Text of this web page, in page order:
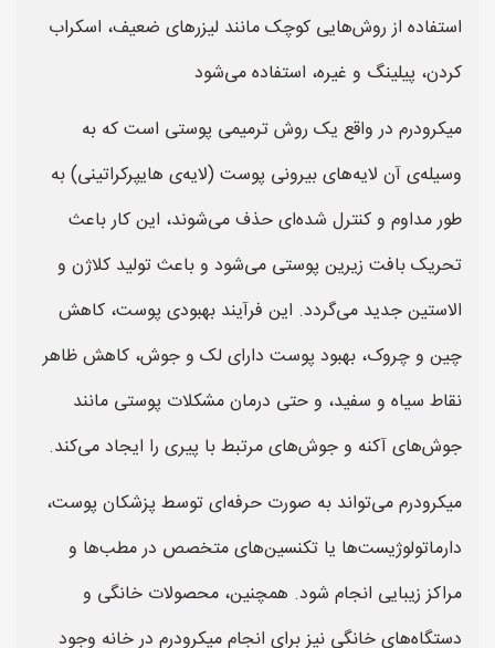
استفاده از روش‌هایی کوچک مانند لیزرهای ضعیف، اسکراب
کردن، پیلینگ و غیره، استفاده می‌شود
میکرودرم در واقع یک روش ترمیمی پوستی است که به
وسیله‌ی آن لایه‌های بیرونی پوست (لایه‌ی هایپرکراتینی) به
طور مداوم و کنترل شده‌ای حذف می‌شوند، این کار باعث
تحریک بافت زیرین پوستی می‌شود و باعث تولید کلاژن و
الاستین جدید می‌گردد. این فرآیند بهبودی پوست، کاهش
چین و چروک، بهبود پوست دارای لک و جوش، کاهش ظاهر
نقاط سیاه و سفید، و حتی درمان مشکلات پوستی مانند
جوش‌های آکنه و جوش‌های مرتبط با پیری را ایجاد می‌کند.
میکرودرم می‌تواند به صورت حرفه‌ای توسط پزشکان پوست،
دارماتولوژیست‌ها یا تکنسین‌های متخصص در مطب‌ها و
مراکز زیبایی انجام شود. همچنین، محصولات خانگی و
دستگاه‌های خانگی نیز برای انجام میکرودرم در خانه وجود